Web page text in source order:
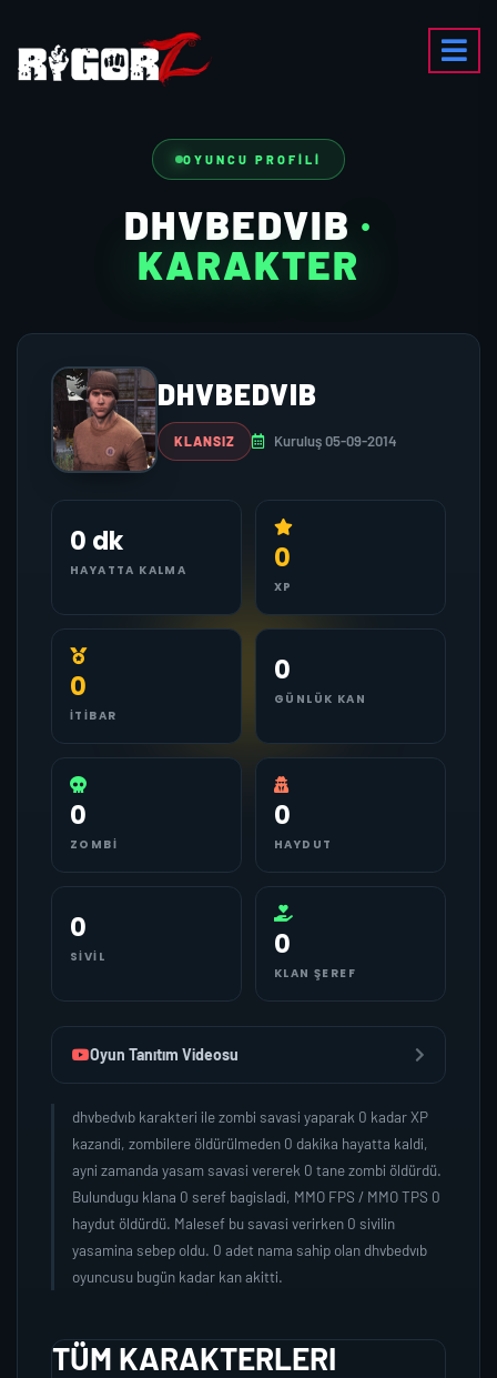
OYUNCU PROFILI
DHVBEDVIB ·
KARAKTER
DHVBEDVIB
KLANSIZ Kuruluş 05-09-2014
0 dk
HAYATTA KALMA 0
XP
0
İTIBAR
0
GÜNLÜK KAN
0
ZOMBI
0
HAYDUT
0
SIVIL 0
KLAN ŞEREF
Oyun Tanıtım Videosu
dhvbedvıb karakteri ile zombi savasi yaparak 0 kadar XP
kazandi, zombilere öldürülmeden 0 dakika hayatta kaldi,
ayni zamanda yasam savasi vererek 0 tane zombi öldürdü.
Bulundugu klana 0 seref bagisladi, MMO FPS / MMO TPS 0
haydut öldürdü. Malesef bu savasi verirken 0 sivilin
yasamina sebep oldu. 0 adet nama sahip olan dhvbedvıb
oyuncusu bugün kadar kan akitti.
TÜM KARAKTERLERI